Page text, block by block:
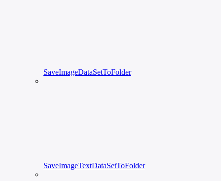
SaveImageDataSetToFolder
SaveImageTextDataSetToFolder